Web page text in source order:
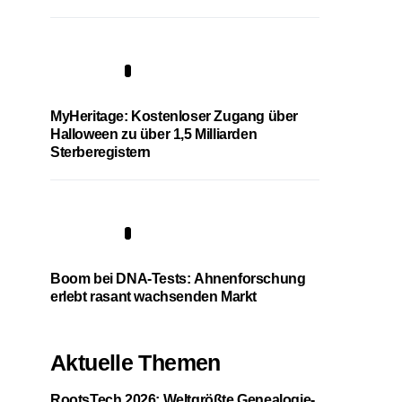
MyHeritage: Kostenloser Zugang über
Halloween zu über 1,5 Milliarden
Sterberegistern
Boom bei DNA-Tests: Ahnenforschung
erlebt rasant wachsenden Markt
Aktuelle Themen